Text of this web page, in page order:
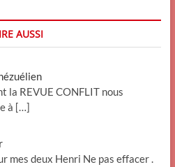
AUSSI
la REVUE CONFLIT nous
à […]
mes deux Henri Ne pas effacer .